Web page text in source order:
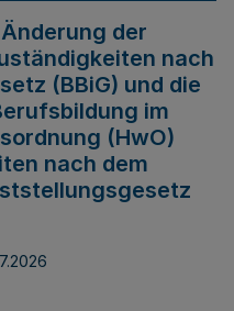
der
nach
(BBiG) und die
im
(HwO)
nach dem